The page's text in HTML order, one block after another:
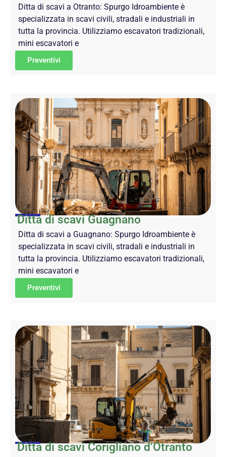
Ditta di scavi a Otranto: Spurgo Idroambiente è
specializzata in scavi civili, stradali e industriali in
tutta la provincia. Utilizziamo escavatori tradizionali,
mini escavatori e
Preventivi
Ditta di scavi Guagnano
Ditta di scavi a Guagnano: Spurgo Idroambiente è
specializzata in scavi civili, stradali e industriali in
tutta la provincia. Utilizziamo escavatori tradizionali,
mini escavatori e
Preventivi
Ditta di scavi Corigliano d’Otranto